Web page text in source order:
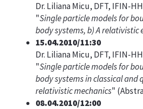
Dr. Liliana Micu, DFT, IFIN-HH
"Single particle models for
body systems, b) A relativistic
15.04.2010/11:30
Dr. Liliana Micu, DFT, IFIN-HH
"Single particle models for
body systems in classical and
relativistic mechanics" (
08.04.2010/12:00